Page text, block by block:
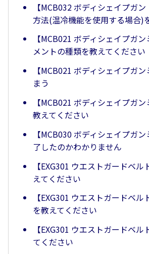
【MCB032 ボディシェイプガ
方法(温冷機能を使用する場合)
【MCB021 ボディシェイプガ
メントの種類を教えてください
【MCB021 ボディシェイプガ
まう
【MCB021 ボディシェイプガ
教えてください
【MCB030 ボディシェイプガ
了したのかわかりません
【EXG301 ウエストガードベ
えてください
【EXG301 ウエストガードベ
を教えてください
【EXG301 ウエストガードベ
てください